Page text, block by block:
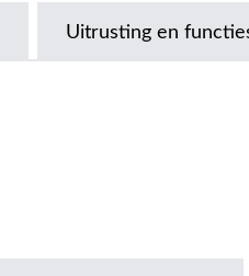
Uitrusting en